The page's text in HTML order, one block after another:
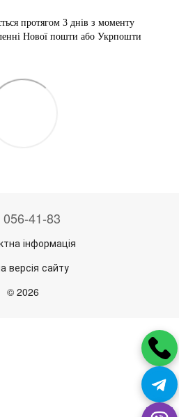
протягом 3 днів з моменту
Нової пошти або Укрпошти
41-83
інформація
версія сайту
© 2026